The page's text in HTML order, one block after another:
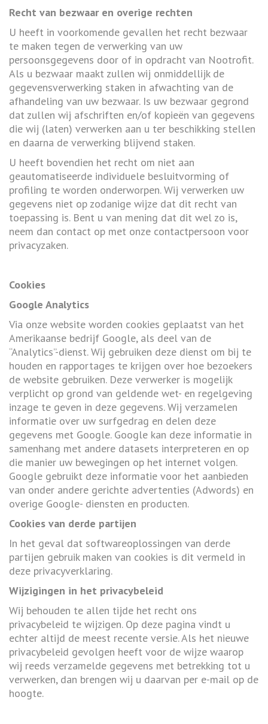
Recht van bezwaar en overige rechten
U heeft in voorkomende gevallen het recht bezwaar
te maken tegen de verwerking van uw
persoonsgegevens door of in opdracht van Nootrofit.
Als u bezwaar maakt zullen wij onmiddellijk de
gegevensverwerking staken in afwachting van de
afhandeling van uw bezwaar. Is uw bezwaar gegrond
dat zullen wij afschriften en/of kopieën van gegevens
die wij (laten) verwerken aan u ter beschikking stellen
en daarna de verwerking blijvend staken.
U heeft bovendien het recht om niet aan
geautomatiseerde individuele besluitvorming of
profiling te worden onderworpen. Wij verwerken uw
gegevens niet op zodanige wijze dat dit recht van
toepassing is. Bent u van mening dat dit wel zo is,
neem dan contact op met onze contactpersoon voor
privacyzaken.
Cookies
Google Analytics
Via onze website worden cookies geplaatst van het
Amerikaanse bedrijf Google, als deel van de
“Analytics”-dienst. Wij gebruiken deze dienst om bij te
houden en rapportages te krijgen over hoe bezoekers
de website gebruiken. Deze verwerker is mogelijk
verplicht op grond van geldende wet- en regelgeving
inzage te geven in deze gegevens. Wij verzamelen
informatie over uw surfgedrag en delen deze
gegevens met Google. Google kan deze informatie in
samenhang met andere datasets interpreteren en op
die manier uw bewegingen op het internet volgen.
Google gebruikt deze informatie voor het aanbieden
van onder andere gerichte advertenties (Adwords) en
overige Google- diensten en producten.
Cookies van derde partijen
In het geval dat softwareoplossingen van derde
partijen gebruik maken van cookies is dit vermeld in
deze privacyverklaring.
Wijzigingen in het privacybeleid
Wij behouden te allen tijde het recht ons
privacybeleid te wijzigen. Op deze pagina vindt u
echter altijd de meest recente versie. Als het nieuwe
privacybeleid gevolgen heeft voor de wijze waarop
wij reeds verzamelde gegevens met betrekking tot u
verwerken, dan brengen wij u daarvan per e-mail op de
hoogte.